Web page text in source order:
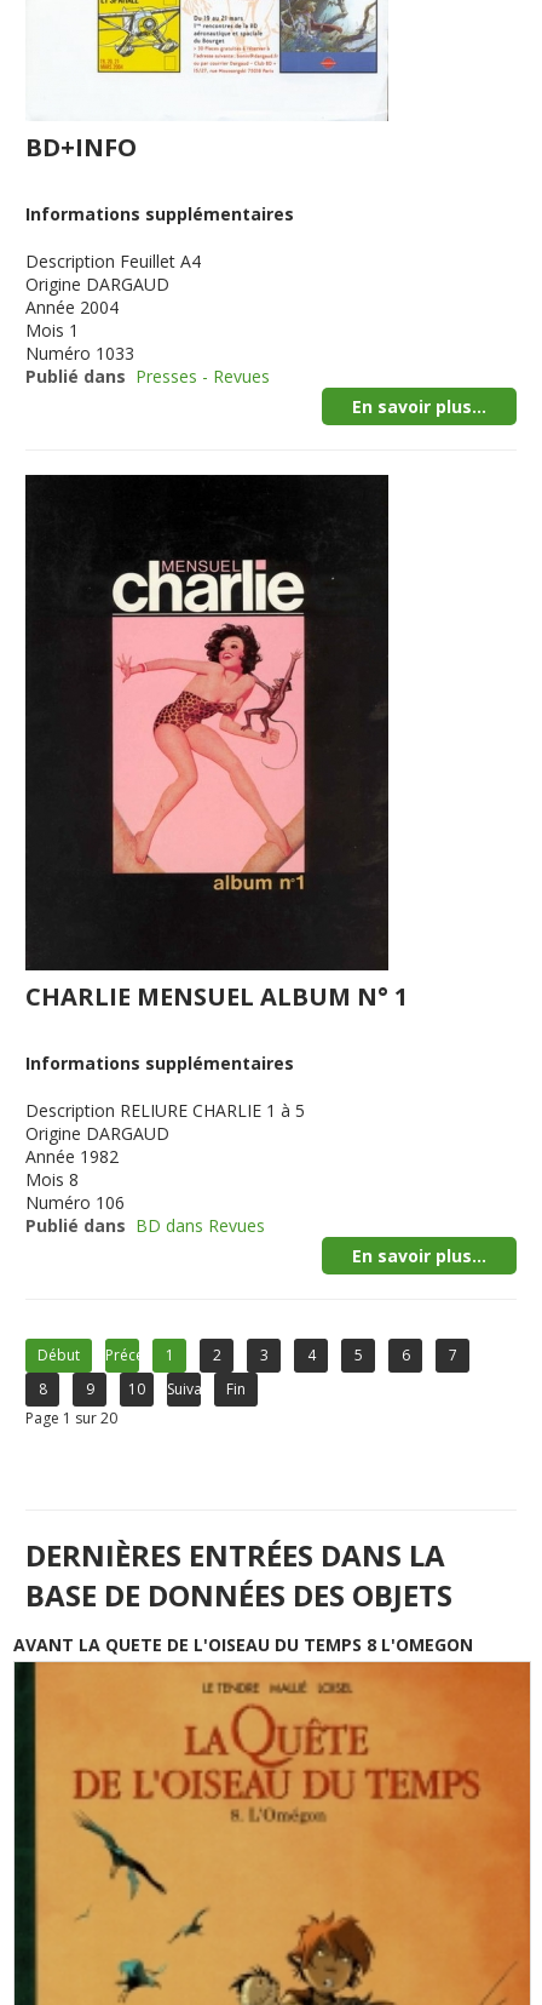
BD+INFO
Informations supplémentaires
Description Feuillet A4
Origine DARGAUD
Année 2004
Mois 1
Numéro 1033
Publié dans Presses - Revues
En savoir plus...
CHARLIE MENSUEL ALBUM N° 1
Informations supplémentaires
Description RELIURE CHARLIE 1 à 5
Origine DARGAUD
Année 1982
Mois 8
Numéro 106
Publié dans BD dans Revues
En savoir plus...
Début Précédent1 2 3 4 5 6
7
8
9 10 Suivant
Fin
Page 1 sur 20
DERNIÈRES ENTRÉES DANS LA
BASE DE DONNÉES DES OBJETS
AVANT LA QUETE DE L'OISEAU DU TEMPS 8 L'OMEGON